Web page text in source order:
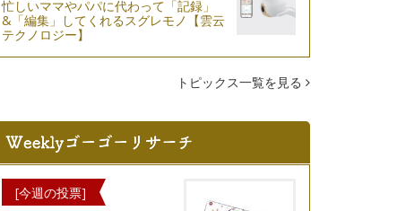
忙しいママやパパに代わって「記録」
&「編集」してくれるスグレモノ【雲云
テクノロジー】
トピックス一覧を見る
[今週の投票]